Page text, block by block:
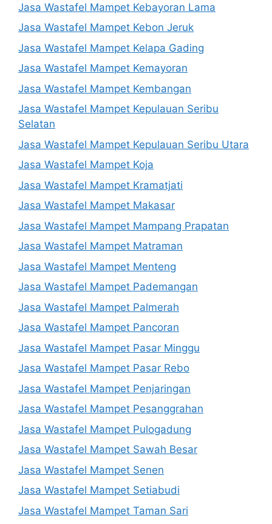
Jasa Wastafel Mampet Kebayoran Lama
Jasa Wastafel Mampet Kebon Jeruk
Jasa Wastafel Mampet Kelapa Gading
Jasa Wastafel Mampet Kemayoran
Jasa Wastafel Mampet Kembangan
Jasa Wastafel Mampet Kepulauan Seribu
Selatan
Jasa Wastafel Mampet Kepulauan Seribu Utara
Jasa Wastafel Mampet Koja
Jasa Wastafel Mampet Kramatjati
Jasa Wastafel Mampet Makasar
Jasa Wastafel Mampet Mampang Prapatan
Jasa Wastafel Mampet Matraman
Jasa Wastafel Mampet Menteng
Jasa Wastafel Mampet Pademangan
Jasa Wastafel Mampet Palmerah
Jasa Wastafel Mampet Pancoran
Jasa Wastafel Mampet Pasar Minggu
Jasa Wastafel Mampet Pasar Rebo
Jasa Wastafel Mampet Penjaringan
Jasa Wastafel Mampet Pesanggrahan
Jasa Wastafel Mampet Pulogadung
Jasa Wastafel Mampet Sawah Besar
Jasa Wastafel Mampet Senen
Jasa Wastafel Mampet Setiabudi
Jasa Wastafel Mampet Taman Sari